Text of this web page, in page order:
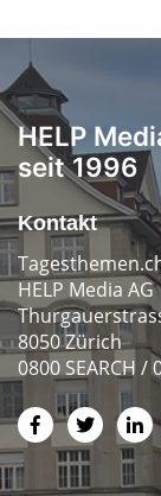
HELP
seit 1996
Kontakt
HELP Media AG
8050 Zürich
0800 SEARCH /